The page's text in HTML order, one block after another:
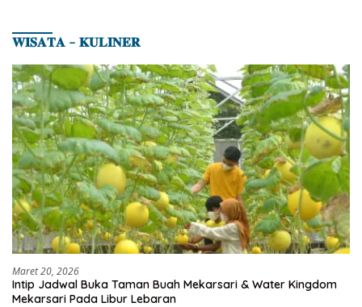
𝐖𝐈𝐒𝐀𝐓𝐀 – 𝐊𝐔𝐋𝐈𝐍𝐄𝐑
Maret 20, 2026
Intip Jadwal Buka Taman Buah Mekarsari & Water Kingdom
Mekarsari Pada Libur Lebaran